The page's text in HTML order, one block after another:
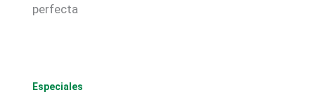
perfecta
Especiales